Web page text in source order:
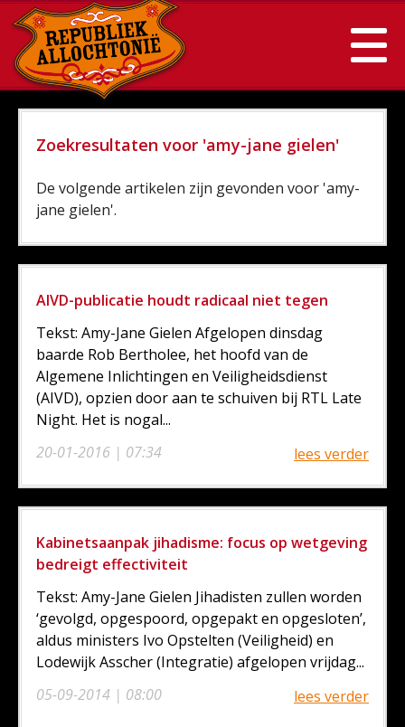
Zoekresultaten voor 'amy-jane gielen'
De volgende artikelen zijn gevonden voor 'amy-
jane gielen'.
AIVD-publicatie houdt radicaal niet tegen
20-01-2016 | 07:34
Tekst: Amy-Jane Gielen Afgelopen dinsdag
baarde Rob Bertholee, het hoofd van de
Algemene Inlichtingen en Veiligheidsdienst
(AIVD), opzien door aan te schuiven bij RTL Late
Night. Het is nogal...
lees verder
Kabinetsaanpak jihadisme: focus op wetgeving
bedreigt effectiviteit
05-09-2014 | 08:00
Tekst: Amy-Jane Gielen Jihadisten zullen worden
‘gevolgd, opgespoord, opgepakt en opgesloten’,
aldus ministers Ivo Opstelten (Veiligheid) en
Lodewijk Asscher (Integratie) afgelopen vrijdag...
lees verder